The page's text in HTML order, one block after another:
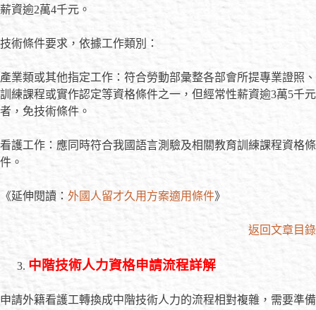
薪資逾2萬4千元。
技術條件要求，依據工作類別：
產業類或其他指定工作：符合勞動部彙整各部會所提專業證照、
訓練課程或實作認定等資格條件之一，但經常性薪資逾3萬5千元
者，免技術條件。
看護工作：應同時符合我國語言測驗及相關教育訓練課程資格條
件。
《延伸閱讀： 外國人留才久用方案適用條件》
返回文章目錄
中階技術人力資格申請流程詳解
申請外籍看護工轉換成中階技術人力的流程相對複雜，需要準備